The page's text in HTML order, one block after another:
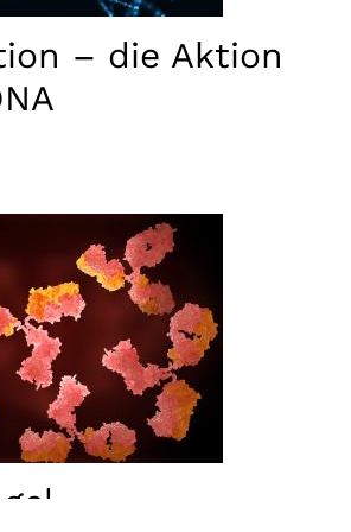
– die Aktion
–
Besuchs
bestmöglich
funktioniert.
Wenn Sie
diese
Cookies
ablehnen,
gehen
einige
Funktionen
der Website
verloren.